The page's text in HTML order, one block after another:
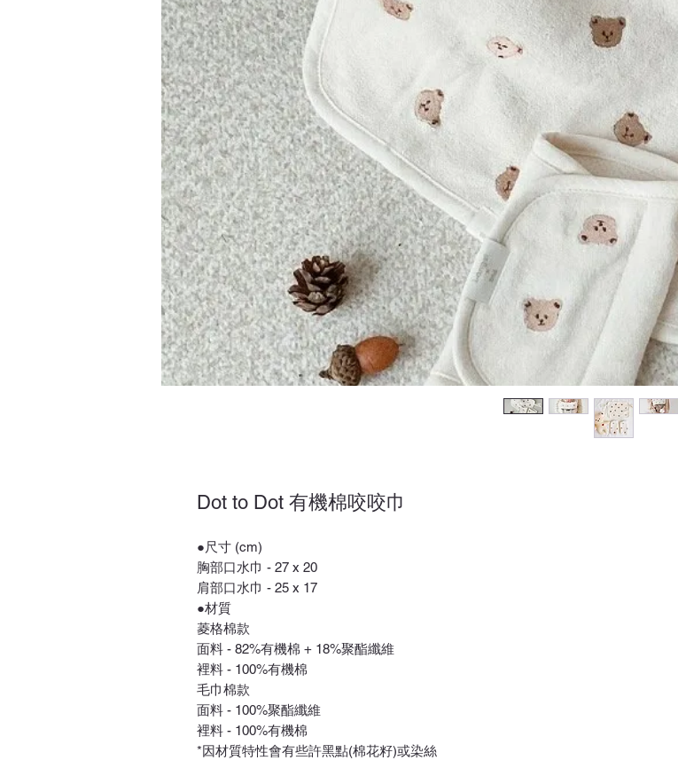
Dot to Dot 有機棉咬咬巾
●尺寸 (cm)
胸部口水巾 - 27 x 20
肩部口水巾 - 25 x 17
●材質
菱格棉款
面料 - 82%有機棉 + 18%聚酯纖維
裡料 - 100%有機棉
毛巾棉款
面料 - 100%聚酯纖維
裡料 - 100%有機棉
*因材質特性會有些許黑點(棉花籽)或染絲